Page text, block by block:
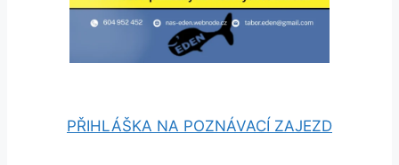
PŘIHLÁŠKA NA POZNÁVACÍ ZAJEZD